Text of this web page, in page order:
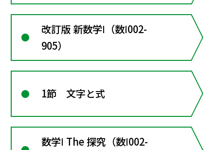
改訂版 新数学Ⅰ（数Ⅰ002-
905）
1節 文字と式
数学Ⅰ The 探究（数Ⅰ002-